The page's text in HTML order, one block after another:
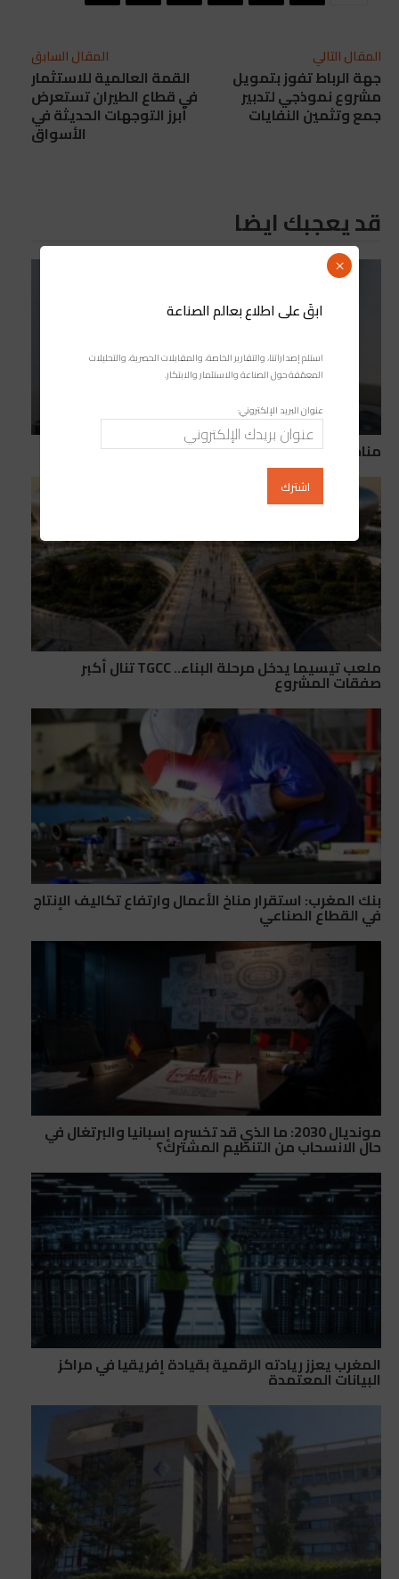
المقال السابق
القمة العالمية للاستثمار
في قطاع الطيران تستعرض
أبرز التوجهات الحديثة في
الأسواق
المقال التالي
جهة الرباط تفوز بتمويل
مشروع نموذجي لتدبير
جمع وتثمين النفايات
قد يعجبك ايضا
مناجم تطلق “Mana Energy” لتطوير الطاقة
ملعب تيسيما يدخل مرحلة البناء.. TGCC تنال أكبر
صفقات المشروع
بنك المغرب: استقرار مناخ الأعمال وارتفاع تكاليف الإنتاج
في القطاع الصناعي
مونديال 2030: ما الذي قد تخسره إسبانيا والبرتغال في
حال الانسحاب من التنظيم المشترك؟
المغرب يعزز ريادته الرقمية بقيادة إفريقيا في مراكز
البيانات المعتمدة
ابقَ على اطلاع بعالم الصناعة
استلم إصداراتنا، والتقارير الخاصة، والمقابلات الحصرية، والتحليلات
المعمّقة حول الصناعة والاستثمار والابتكار.
عنوان البريد الإلكتروني:
×